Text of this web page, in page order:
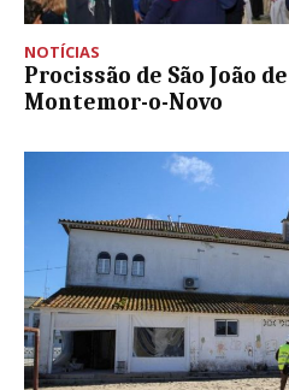
NOTÍCIAS
Procissão de São João
Montemor-o-Novo